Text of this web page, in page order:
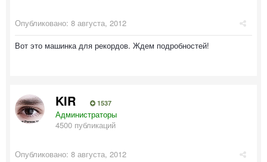
Опубликовано: 8 августа, 2012
Вот это машинка для рекордов. Ждем подробностей!
KIR 1537
Администраторы
4500 публикаций
Опубликовано: 8 августа, 2012